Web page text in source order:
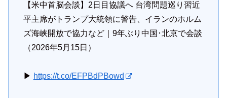
【米中首脳会談】2日目協議へ 台湾問題巡り習近
平主席がトランプ大統領に警告、イランのホルム
ズ海峡開放で協力など｜9年ぶり中国･北京で会談
（2026年5月15日）
▶ https://t.co/EFPBdPBowd